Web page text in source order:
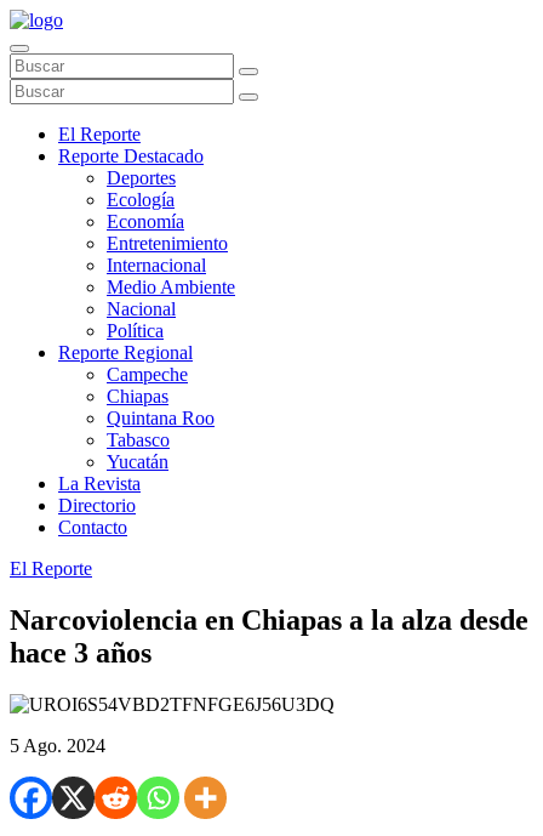
El Reporte
Reporte Destacado
Deportes
Ecología
Economía
Entretenimiento
Internacional
Medio Ambiente
Nacional
Política
Reporte Regional
Campeche
Chiapas
Quintana Roo
Tabasco
Yucatán
La Revista
Directorio
Contacto
El Reporte
Narcoviolencia en Chiapas a la alza desde
hace 3 años
5 Ago. 2024